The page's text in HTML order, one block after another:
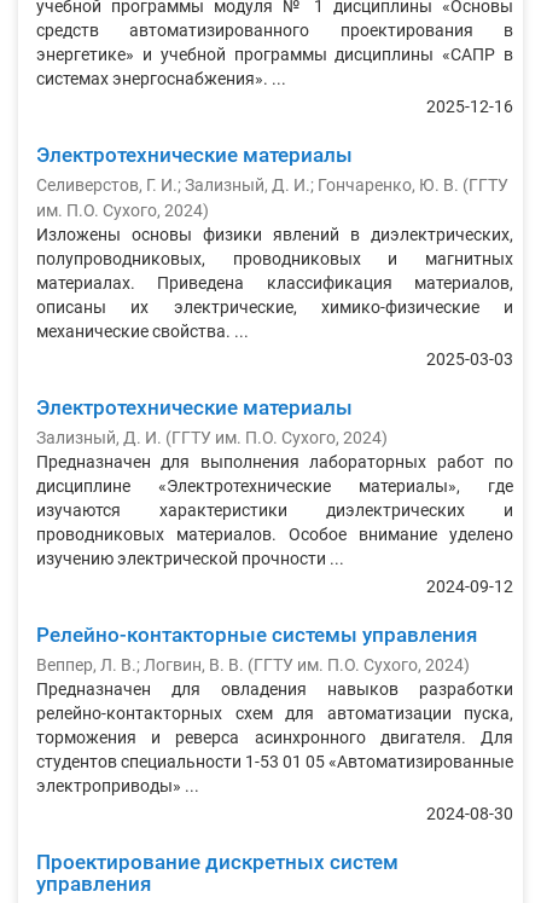
учебной программы модуля № 1 дисциплины «Основы
средств автоматизированного проектирования в
энергетике» и учебной программы дисциплины «САПР в
системах энергоснабжения». ...
2025-12-16
Электротехнические материалы
Селиверстов, Г. И.;Зализный, Д. И.; Гончаренко, Ю. В. (ГГТУ
им. П.О. Сухого, 2024)
Изложены основы физики явлений в диэлектрических,
полупроводниковых, проводниковых и магнитных
материалах. Приведена классификация материалов,
описаны их электрические, химико-физические и
механические свойства. ...
2025-03-03
Электротехнические материалы
Зализный, Д. И. (ГГТУ им. П.О. Сухого, 2024)
Предназначен для выполнения лабораторных работ по
дисциплине «Электротехнические материалы», где
изучаются характеристики диэлектрических и
проводниковых материалов. Особое внимание уделено
изучению электрической прочности ...
2024-09-12
Релейно-контакторные системы управления
Веппер, Л. В.; Логвин, В. В. (ГГТУ им. П.О. Сухого, 2024)
Предназначен для овладения навыков разработки
релейно-контакторных схем для автоматизации пуска,
торможения и реверса асинхронного двигателя. Для
студентов специальности 1-53 01 05 «Автоматизированные
электроприводы» ...
2024-08-30
Проектирование дискретных систем
управления